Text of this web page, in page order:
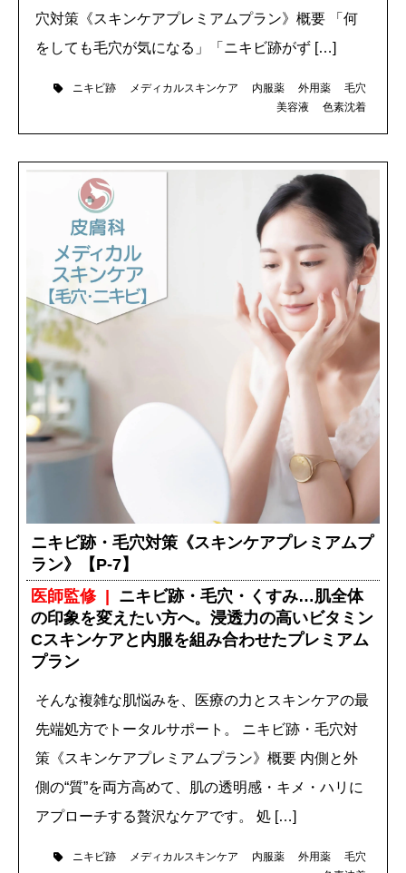
穴対策《スキンケアプレミアムプラン》概要 「何
をしても毛穴が気になる」「ニキビ跡がず […]
ニキビ跡 メディカルスキンケア 内服薬 外用薬
毛穴
美容液
色素沈着
ニキビ跡・毛穴対策《スキンケアプレミアムプ
ラン》【P-7】
医師監修
ニキビ跡・毛穴・くすみ…肌全体
の印象を変えたい方へ。浸透力の高いビタミン
Cスキンケアと内服を組み合わせたプレミアム
プラン
そんな複雑な肌悩みを、医療の力とスキンケアの最
先端処方でトータルサポート。 ニキビ跡・毛穴対
策《スキンケアプレミアムプラン》概要 内側と外
側の“質”を両方高めて、肌の透明感・キメ・ハリに
アプローチする贅沢なケアです。 処 […]
ニキビ跡 メディカルスキンケア 内服薬 外用薬
毛穴